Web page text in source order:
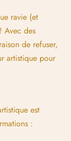
ravie (et
Avec des
de refuser,
artistique pour
est
: